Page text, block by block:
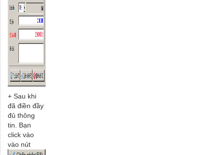
+ Sau khi
đã điền đầy
đủ thông
tin. Bạn
click vào
vào nút